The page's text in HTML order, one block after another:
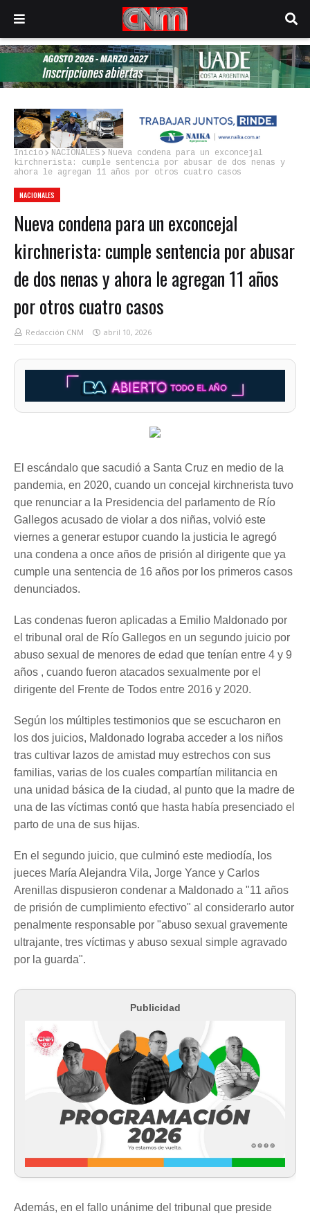
Inicio NACIONALES
Nueva condena para un exconcejal
kirchnerista: cumple sentencia por abusar de dos nenas y
ahora le agregan 11 años por otros cuatro casos
NACIONALES
Nueva condena para un exconcejal
kirchnerista: cumple sentencia por abusar
de dos nenas y ahora le agregan 11 años
por otros cuatro casos
Redacción CNM abril 10, 2026
El escándalo que sacudió a Santa Cruz en medio de la
pandemia, en 2020, cuando un concejal kirchnerista tuvo
que renunciar a la Presidencia del parlamento de Río
Gallegos acusado de violar a dos niñas, volvió este
viernes a generar estupor cuando la justicia le agregó
una condena a once años de prisión al dirigente que ya
cumple una sentencia de 16 años por los primeros casos
denunciados.
Las condenas fueron aplicadas a Emilio Maldonado por
el tribunal oral de Río Gallegos en un segundo juicio por
abuso sexual de menores de edad que tenían entre 4 y 9
años , cuando fueron atacados sexualmente por el
dirigente del Frente de Todos entre 2016 y 2020.
Según los múltiples testimonios que se escucharon en
los dos juicios, Maldonado lograba acceder a los niños
tras cultivar lazos de amistad muy estrechos con sus
familias, varias de los cuales compartían militancia en
una unidad básica de la ciudad, al punto que la madre de
una de las víctimas contó que hasta había presenciado el
parto de una de sus hijas.
En el segundo juicio, que culminó este mediodía, los
jueces María Alejandra Vila, Jorge Yance y Carlos
Arenillas dispusieron condenar a Maldonado a "11 años
de prisión de cumplimiento efectivo" al considerarlo autor
penalmente responsable por "abuso sexual gravemente
ultrajante, tres víctimas y abuso sexual simple agravado
por la guarda".
Publicidad
Además, en el fallo unánime del tribunal que preside